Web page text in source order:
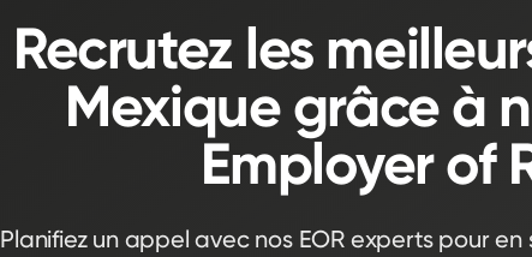
Recrutez les
Mexique grâce à
Employer of
Planifiez un appel avec nos EOR experts pour